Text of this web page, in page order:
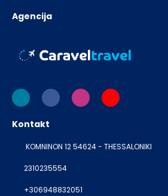
Agencija
Kontakt
KOMNINON 12 54624 - THESSALONIKI
2310235554
+306948832051